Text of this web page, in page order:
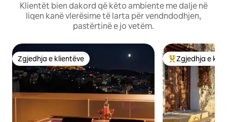
Klientët bien dakord që këto ambiente me dalje në
liqen kanë vlerësime të larta për vendndodhjen,
pastërtinë e jo vetëm.
Zgjedhja e klientëve
Zgjedhja e klientëve Më të mirat e
Zgjedhja e